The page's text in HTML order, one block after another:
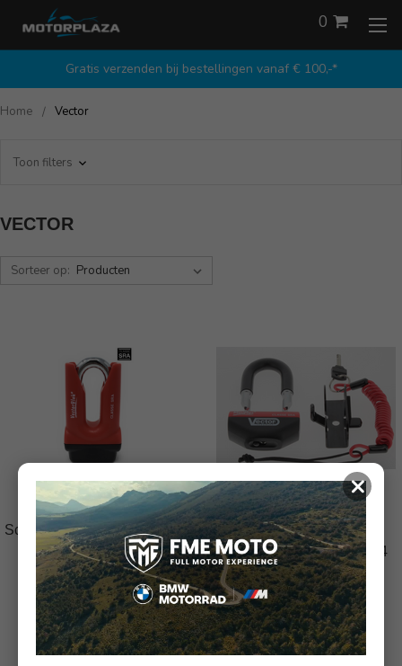
Gratis verzenden bij bestellingen vanaf € 100,-*
0
Home Vector
Toon filters
VECTOR
Sorteer op:
VECTOR Blok +
Schijfremslot Ø16mm (ART4
goedgekeurd)
€ 62.65
€ 69.60
VECTOR MiniMax+
Schijfremslot
Ø16mm/47x40mm (ART4
goedgekeurd
€ 69.95
×